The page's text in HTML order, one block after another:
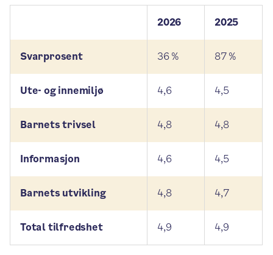
2026 2025
Svarprosent 36 % 87 %
Ute- og innemiljø 4,6 4,5
Barnets trivsel 4,8 4,8
Informasjon 4,6 4,5
Barnets utvikling 4,8 4,7
Total tilfredshet 4,9 4,9